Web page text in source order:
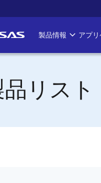
Main
製品情報 アプ
リスト